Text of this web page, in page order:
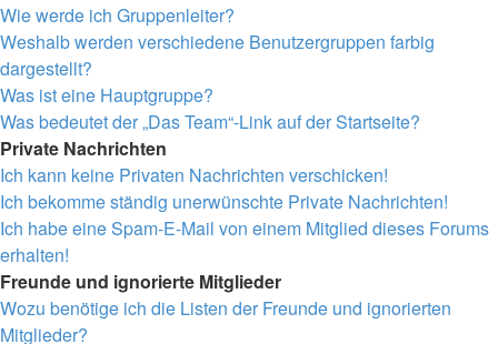
Wie werde ich Gruppenleiter?
Weshalb werden verschiedene Benutzergruppen farbig
dargestellt?
Was ist eine Hauptgruppe?
Was bedeutet der „Das Team“-Link auf der Startseite?
Private Nachrichten
Ich kann keine Privaten Nachrichten verschicken!
Ich bekomme ständig unerwünschte Private Nachrichten!
Ich habe eine Spam-E-Mail von einem Mitglied dieses Forums
erhalten!
Freunde und ignorierte Mitglieder
Wozu benötige ich die Listen der Freunde und ignorierten
Mitglieder?